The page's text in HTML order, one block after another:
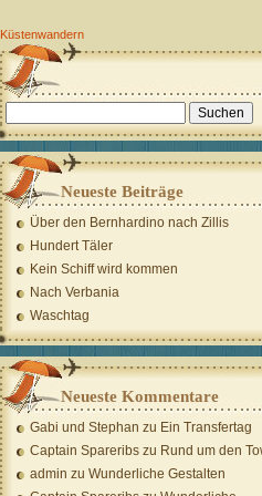
Küstenwandern
Suchen
nach:
Neueste Beiträge
Über den Bernhardino nach Zillis
Hundert Täler
Kein Schiff wird kommen
Nach Verbania
Waschtag
Neueste Kommentare
Gabi und Stephan zu Ein Transfertag
Captain Spareribs zu Rund um den
admin zu Wunderliche Gestalten